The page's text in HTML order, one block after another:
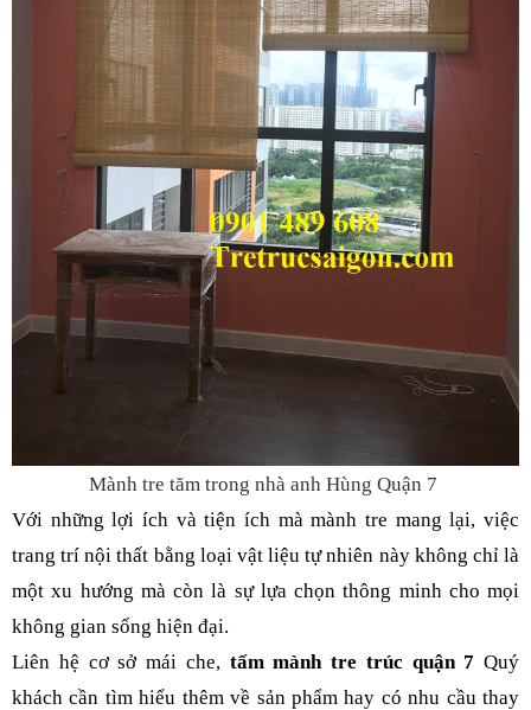
Mành tre tăm trong nhà anh Hùng Quận 7
Với những lợi ích và tiện ích mà mành tre mang lại, việc
trang trí nội thất bằng loại vật liệu tự nhiên này không chỉ là
một xu hướng mà còn là sự lựa chọn thông minh cho mọi
không gian sống hiện đại.
Liên hệ cơ sở mái che, tấm mành tre trúc quận 7 Quý
khách cần tìm hiểu thêm về sản phẩm hay có nhu cầu thay